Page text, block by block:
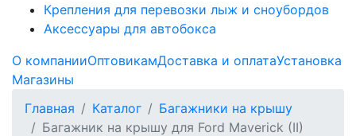
Крепления для перевозки лыж и сноубордов
Аксессуары для автобокса
О компанииОптовикамДоставка и оплатаУстановка
Магазины
Главная
Каталог
Багажники на крышу
Багажник на крышу для Ford Maverick (II)